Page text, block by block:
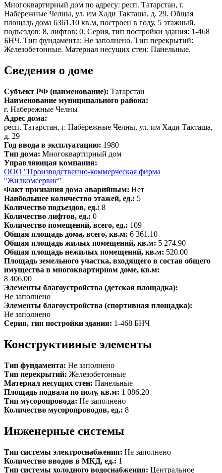
Многоквартирный дом по адресу: респ. Татарстан, г.
Набережные Челны, ул. им Хади Такташа, д. 29. Общая
площадь дома 6361.10 кв.м, построен в году, 5 этажный,
подъездов: 8, лифтов: 0. Серия, тип постройки здания: 1-468
БНЧ. Тип фундамента: Не заполнено. Тип перекрытий:
Железобетонные. Материал несущих стен: Панельные.
Сведения о доме
Субъект РФ (наименование): Татарстан
Наименование муниципального района:
г. Набережные Челны
Адрес дома:
респ. Татарстан, г. Набережные Челны, ул. им Хади Такташа,
д. 29
Год ввода в эксплуатацию: 1980
Тип дома: Многоквартирный дом
Управляющая компания:
ООО "Производственно-коммерческая фирма
"Жилкомсервис"
Факт признания дома аварийным: Нет
Наибольшее количество этажей, ед.: 5
Количество подъездов, ед.: 8
Количество лифтов, ед.: 0
Количество помещений, всего, ед.: 109
Общая площадь дома, всего, кв.м: 6 361.10
Общая площадь жилых помещений, кв.м: 5 274.90
Общая площадь нежилых помещений, кв.м: 520.00
Площадь земельного участка, входящего в состав общего
имущества в многоквартирном доме, кв.м:
8 406.00
Элементы благоустройства (детская площадка):
Не заполнено
Элементы благоустройства (спортивная площадка):
Не заполнено
Серия, тип постройки здания: 1-468 БНЧ
Конструктивные элементы
Тип фундамента: Не заполнено
Тип перекрытий: Железобетонные
Материал несущих стен: Панельные
Площадь подвала по полу, кв.м: 1 086.20
Тип мусоропровода: Не заполнено
Количество мусоропроводов, ед.: 8
Инженерные системы
Тип системы электроснабжения: Не заполнено
Количество вводов в МКД, ед.: 1
Тип системы холодного водоснабжения: Центральное